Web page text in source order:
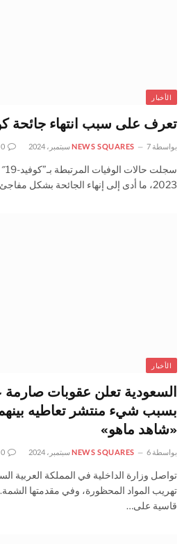
الأخبار
تعرف على سبب انتهاء جائحة كوفيد-
بواسطة NEWS SQUARES 7 سبتمبر، 2024 0
2023، ما أدى إلى إنهاء الجائحة بشكل مفاجئ، وهو أمر لا…
الأخبار
السعودية تعلن عقوبات صارمة
بسبب شيء منتشر تعاطيه
«شاهد ماهو»
بواسطة NEWS SQUARES 6 سبتمبر، 2024 0
تواصل وزارة الداخلية في المملكة العربية
تهريب المواد المحظورة، وفي مقدمتها
قاسية على…